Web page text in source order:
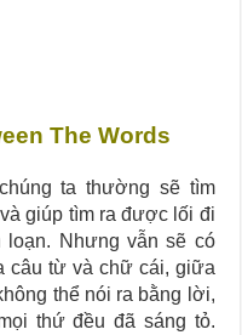
The Words
ta thường sẽ tìm
giúp tìm ra được lối đi
Nhưng vẫn sẽ có
câu từ và chữ cái, giữa
thể nói ra bằng lời,
thứ đều đã sáng tỏ.